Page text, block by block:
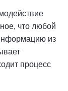
что любой
из
процесс